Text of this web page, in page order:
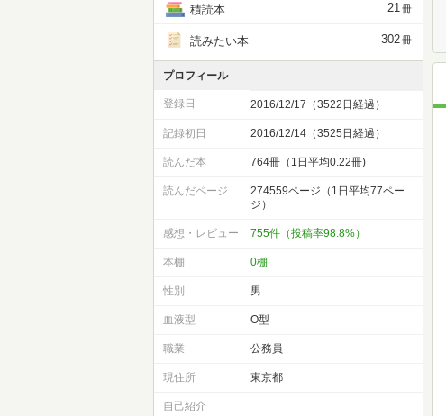
積読本 21冊
読みたい本 302冊
プロフィール
登録日 2016/12/17（3522日経過）
記録初日 2016/12/14（3525日経過）
読んだ本 764冊（1日平均0.22冊)
読んだページ
274559ページ（1日平均77ペー
ジ）
感想・レビュー 755件（投稿率98.8%）
本棚 0棚
性別 男
血液型 O型
職業 公務員
現住所 東京都
自己紹介